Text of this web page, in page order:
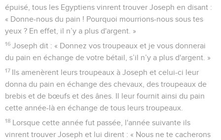
épuisé, tous les Egyptiens vinrent trouver Joseph en disant :
« Donne-nous du pain ! Pourquoi mourrions-nous sous tes
yeux ? En effet, il n’y a plus d'argent. »
16 Joseph dit : « Donnez vos troupeaux et je vous donnerai
du pain en échange de votre bétail, s’il n’y a plus d'argent. »
17 Ils amenèrent leurs troupeaux à Joseph et celui-ci leur
donna du pain en échange des chevaux, des troupeaux de
brebis et de bœufs et des ânes. Il leur fournit ainsi du pain
cette année-là en échange de tous leurs troupeaux.
18 Lorsque cette année fut passée, l'année suivante ils
vinrent trouver Joseph et lui dirent : « Nous ne te cacherons